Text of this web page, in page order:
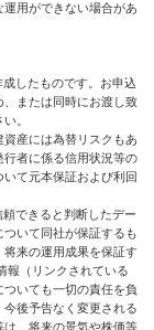
用ができない場合があ
したものです。お申込
または同時にお渡し致
。
産には為替リスクもあ
行者に係る信用状況等の
て元本保証および利回
できると判断したデー
いて同社が保証するも
来の運用成果を保証す
報（リンクされている
いても一切の責任を負
後予告なく変更される
、将来の景気や株価等